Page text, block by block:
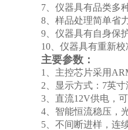
7、仪器具有品类多
8、样品处理简单省
9、仪器具有自身保
10、仪器具有重新
主要参数：
1、主控芯片采用
2、显示方式：7英
3、直流12V供电，
4、智能恒流稳压，
5、不间断进样，连